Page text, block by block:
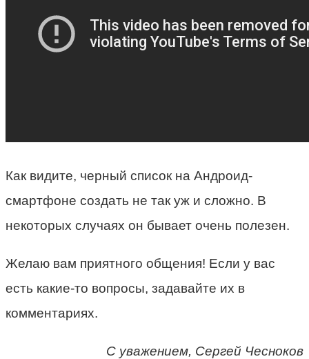
Как видите, черный список на Андроид-
смартфоне создать не так уж и сложно. В
некоторых случаях он бывает очень полезен.
Желаю вам приятного общения! Если у вас
есть какие-то вопросы, задавайте их в
комментариях.
С уважением, Сергей Чесноков